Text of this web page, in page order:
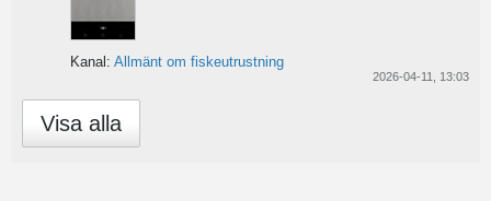
Kanal: Allmänt om fiskeutrustning
2026-04-11, 13:03
Visa alla